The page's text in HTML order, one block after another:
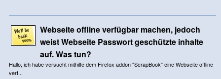
Webseite offline verfügbar machen, jedoch
weist Webseite Passwort geschützte inhalte
auf. Was tun?
Hallo, ich habe versucht mithilfe dem Firefox addon "ScrapBook" eine Webseite offline
verf...